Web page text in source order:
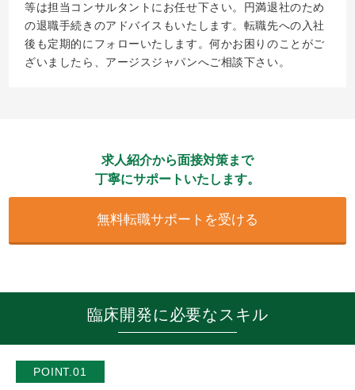
等は担当コンサルタントにお任せ下さい。円満退社のため
の退職手続きのアドバイスもいたします。転職先への入社
後も定期的にフォローいたします。何かお困りのことがご
ざいましたら、アージスジャパンへご相談下さい。
求人紹介から面接対策まで
丁寧にサポートいたします。
無料転職サポートを受ける
臨床開発に必要なスキル
POINT.01